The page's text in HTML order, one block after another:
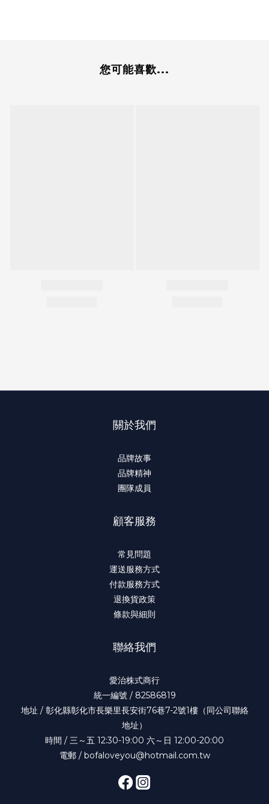
您可能喜歡...
關於我們
品牌故事
品牌精神
團隊成員
顧客服務
常見問題
運送服務方式
付款服務方式
退換貨政策
條款與細則
聯絡我們
愛治株式商行
統一編號 / 82586819
地址 / 彰化縣彰化市長樂里長安街76巷7-2號1樓（同公司聯絡
地址）
時間 / 三～五 12:30-19:00 六～日 12:00-20:00
電郵 / bofaloveyou@hotmail.com.tw